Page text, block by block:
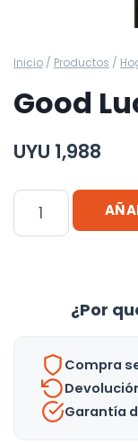
Inicio / Productos /
Good
UYU 1,988
Good
Luck
¿Por
Compra
Garantía